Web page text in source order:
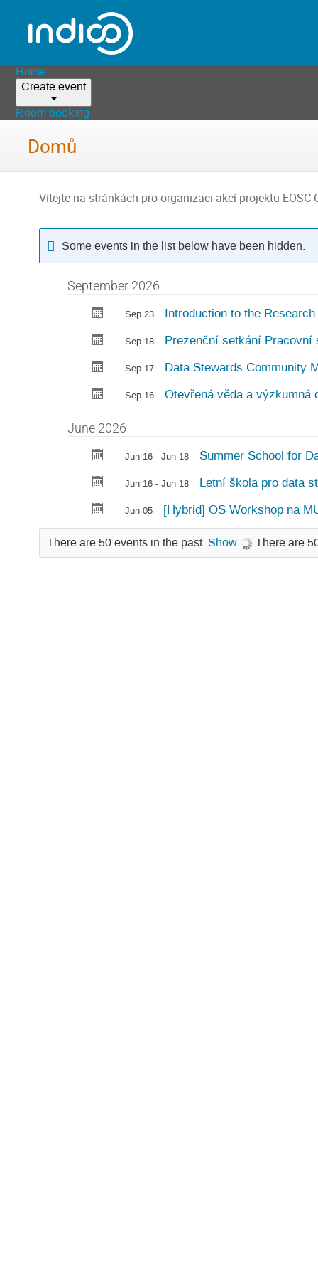
Home
Create event
Room booking
Domů
Vítejte na stránkách pro organizaci akcí projektu EOSC-
Some events in the list below have been hidden.
September 2026
Sep 23 Introduction to the
Sep 18 Prezenční setkání Pracovní
Sep 17 Data Stewards Community
Sep 16 Otevřená věda a
June 2026
Jun 16 - Jun 18 Summer School for
Jun 16 - Jun 18 Letní škola pro data
Jun 05 [Hybrid] OS Workshop na
There are 50 events in the past. Show There are